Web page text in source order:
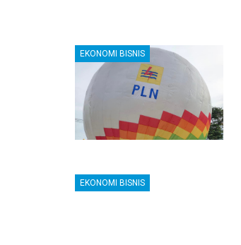
EKONOMI BISNIS
EKONOMI BISNIS